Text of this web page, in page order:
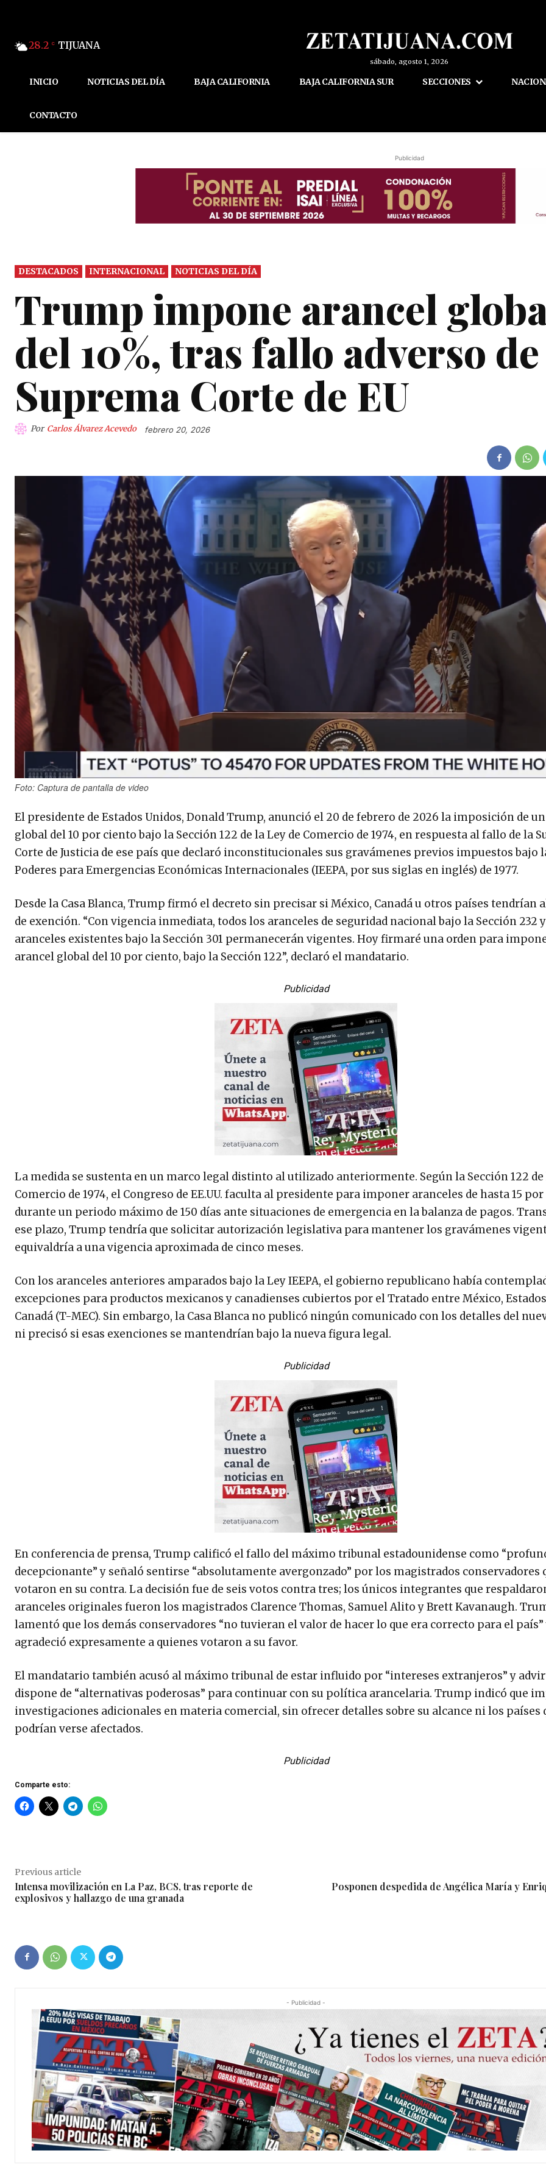
28.2 C TIJUANA
sábado, agosto 1, 2026
INICIO NOTICIAS DEL DÍA BAJA CALIFORNIA BAJA CALIFORNIA SUR SECCIONES
CONTACTO
Publicidad
DESTACADOS INTERNACIONAL NOTICIAS DEL DÍA
Trump impone arancel
del 10%, tras fallo adverso
Suprema Corte de EU
Por Carlos Álvarez Acevedo febrero 20, 2026
Foto: Captura de pantalla de video
El presidente de Estados Unidos, Donald Trump, anunció el 20 de febrero de 2026 la imposición de
global del 10 por ciento bajo la Sección 122 de la Ley de Comercio de 1974, en respuesta al fallo de la
Corte de Justicia de ese país que declaró inconstitucionales sus gravámenes previos impuestos bajo
Poderes para Emergencias Económicas Internacionales (IEEPA, por sus siglas en inglés) de 1977.
Desde la Casa Blanca, Trump firmó el decreto sin precisar si México, Canadá u otros países tendrían
de exención. “Con vigencia inmediata, todos los aranceles de seguridad nacional bajo la Sección 232
aranceles existentes bajo la Sección 301 permanecerán vigentes. Hoy firmaré una orden para
arancel global del 10 por ciento, bajo la Sección 122”, declaró el mandatario.
Publicidad
La medida se sustenta en un marco legal distinto al utilizado anteriormente. Según la Sección 122 de
Comercio de 1974, el Congreso de EE.UU. faculta al presidente para imponer aranceles de hasta 15
durante un periodo máximo de 150 días ante situaciones de emergencia en la balanza de pagos.
ese plazo, Trump tendría que solicitar autorización legislativa para mantener los gravámenes
equivaldría a una vigencia aproximada de cinco meses.
Con los aranceles anteriores amparados bajo la Ley IEEPA, el gobierno republicano había
excepciones para productos mexicanos y canadienses cubiertos por el Tratado entre México,
Canadá (T-MEC). Sin embargo, la Casa Blanca no publicó ningún comunicado con los detalles del
ni precisó si esas exenciones se mantendrían bajo la nueva figura legal.
Publicidad
En conferencia de prensa, Trump calificó el fallo del máximo tribunal estadounidense como
decepcionante” y señaló sentirse “absolutamente avergonzado” por los magistrados conservadores
votaron en su contra. La decisión fue de seis votos contra tres; los únicos integrantes que
aranceles originales fueron los magistrados Clarence Thomas, Samuel Alito y Brett Kavanaugh.
lamentó que los demás conservadores “no tuvieran el valor de hacer lo que era correcto para el país”
agradeció expresamente a quienes votaron a su favor.
El mandatario también acusó al máximo tribunal de estar influido por “intereses extranjeros” y
dispone de “alternativas poderosas” para continuar con su política arancelaria. Trump indicó que
investigaciones adicionales en materia comercial, sin ofrecer detalles sobre su alcance ni los países
podrían verse afectados.
Publicidad
Comparte esto:
Previous article
Intensa movilización en La Paz, BCS, tras reporte de
explosivos y hallazgo de una granada
Posponen despedida de Angélica María y
- Publicidad -